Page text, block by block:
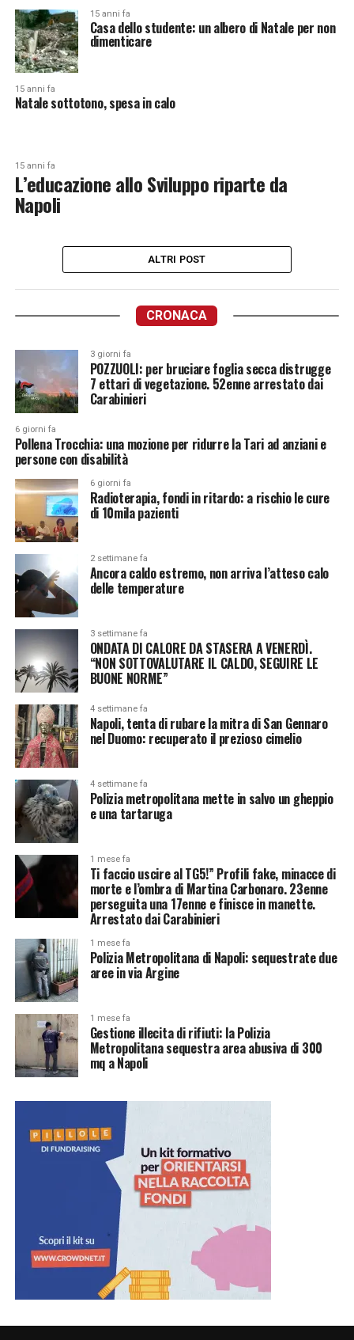
15 anni fa
Casa dello studente: un albero di Natale per non
dimenticare
15 anni fa
Natale sottotono, spesa in calo
15 anni fa
L’educazione allo Sviluppo riparte da
Napoli
ALTRI POST
CRONACA
3 giorni fa
POZZUOLI: per bruciare foglia secca distrugge
7 ettari di vegetazione. 52enne arrestato dai
Carabinieri
6 giorni fa
Pollena Trocchia: una mozione per ridurre la Tari ad anziani e
persone con disabilità
6 giorni fa
Radioterapia, fondi in ritardo: a rischio le cure
di 10mila pazienti
2 settimane fa
Ancora caldo estremo, non arriva l’atteso calo
delle temperature
3 settimane fa
ONDATA DI CALORE DA STASERA A VENERDÌ.
“NON SOTTOVALUTARE IL CALDO, SEGUIRE LE
BUONE NORME”
4 settimane fa
Napoli, tenta di rubare la mitra di San Gennaro
nel Duomo: recuperato il prezioso cimelio
4 settimane fa
Polizia metropolitana mette in salvo un gheppio
e una tartaruga
1 mese fa
Ti faccio uscire al TG5!” Profili fake, minacce di
morte e l’ombra di Martina Carbonaro. 23enne
perseguita una 17enne e finisce in manette.
Arrestato dai Carabinieri
1 mese fa
Polizia Metropolitana di Napoli: sequestrate due
aree in via Argine
1 mese fa
Gestione illecita di rifiuti: la Polizia
Metropolitana sequestra area abusiva di 300
mq a Napoli